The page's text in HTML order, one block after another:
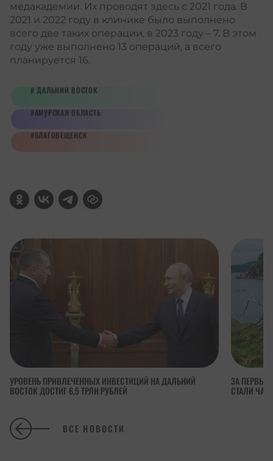
медакадемии. Их проводят здесь с 2021 года. В
2021 и 2022 году в клинике было выполнено
всего две таких операции, в 2023 году – 7. В этом
году уже выполнено 13 операций, а всего
планируется 16.
ДАЛЬНИЙ ВОСТОК
АМУРСКАЯ ОБЛАСТЬ
БЛАГОВЕЩЕНСК
УРОВЕНЬ ПРИВЛЕЧЕННЫХ ИНВЕСТИЦИЙ НА ДАЛЬНИЙ
ВОСТОК ДОСТИГ 6,5 ТРЛН РУБЛЕЙ
ЗА ПЕРВЫЕ
СТАЛИ
ВСЕ НОВОСТИ